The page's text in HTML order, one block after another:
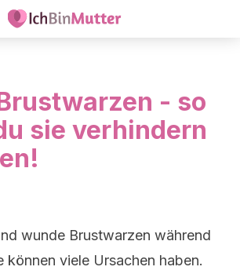
- so
sie verhindern
wunde Brustwarzen während
können viele Ursachen haben.